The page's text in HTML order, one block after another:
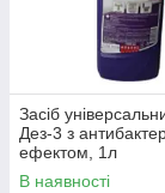
Засіб
Дез-3 з
ефектом, 1л
(4820025130829)
В наявності